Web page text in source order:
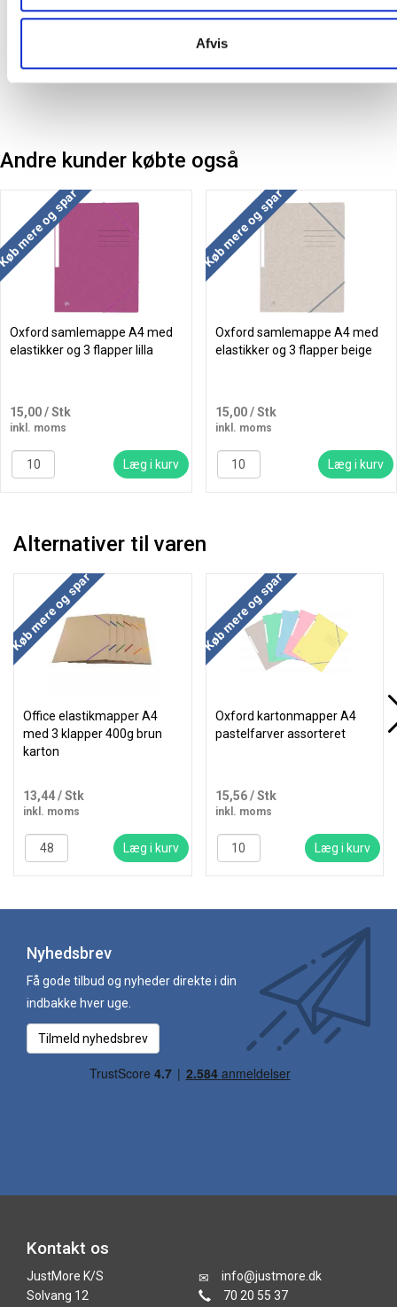
Afvis
Oprindelsesland: Frankrig
Andre kunder købte også
mere og spar
Oxford samlemappe A4 med
elastikker og 3 flapper lilla
15,00/ Stk
inkl. moms
Læg i kurv
Køb mere og spar
Oxford samlemappe A4 med
elastikker og 3 flapper beige
15,00/ Stk
inkl. moms
Læg i kurv
Alternativer til varen
Køb mere og spar
Office elastikmapper A4
med 3 klapper 400g brun
karton
13,44/ Stk
inkl. moms
Læg i kurv
Køb mere og spar
Oxford kartonmapper A4
pastelfarver assorteret
15,56/ Stk
inkl. moms
Læg i kurv
Nyhedsbrev
Få gode tilbud og nyheder direkte i din
indbakke hver uge.
Tilmeld nyhedsbrev
Kontakt os
JustMore K/S
Solvang 12
info@justmore.dk
70 20 55 37